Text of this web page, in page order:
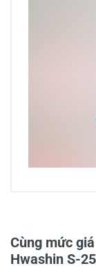
Cùng mức
Hwashin S-